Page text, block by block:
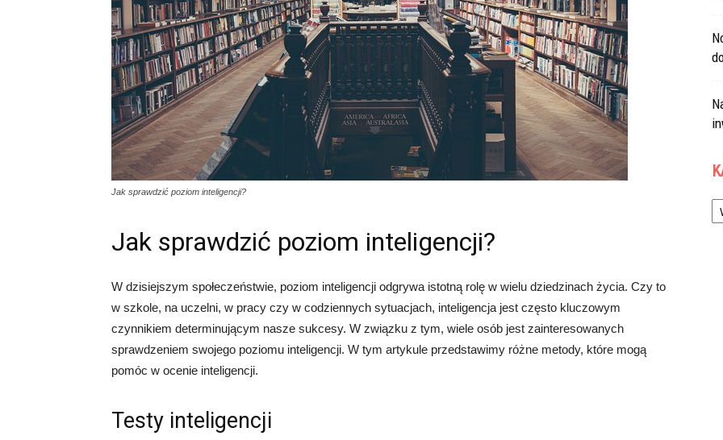
Jak sprawdzić poziom inteligencji?
Jak sprawdzić poziom inteligencji?
W dzisiejszym społeczeństwie, poziom inteligencji odgrywa istotną rolę w wielu dziedzinach życia. Czy to
w szkole, na uczelni, w pracy czy w codziennych sytuacjach, inteligencja jest często kluczowym
czynnikiem determinującym nasze sukcesy. W związku z tym, wiele osób jest zainteresowanych
sprawdzeniem swojego poziomu inteligencji. W tym artykule przedstawimy różne metody, które mogą
pomóc w ocenie inteligencji.
Testy inteligencji